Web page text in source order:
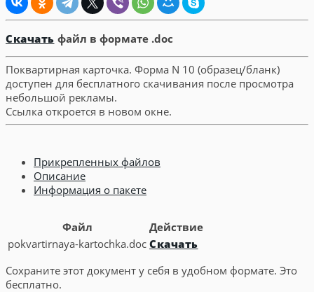
Скачать файл в формате .doc
Поквартирная карточка. Форма N 10 (образец/бланк)
доступен для бесплатного скачивания после просмотра
небольшой рекламы.
Ссылка откроется в новом окне.
Прикрепленных файлов
Описание
Информация о пакете
Файл
Действие
pokvartirnaya-kartochka.doc Скачать
Сохраните этот документ у себя в удобном формате. Это
бесплатно.